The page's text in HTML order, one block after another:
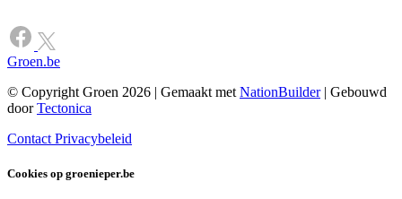
Groen.be
© Copyright Groen 2026 | Gemaakt met NationBuilder| Gebouwd
doorTectonica
Contact Privacybeleid
Cookies op groenieper.be